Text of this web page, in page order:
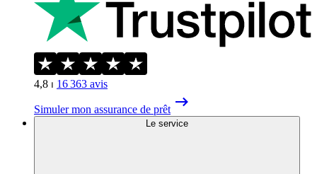
4,8 ⏐ 16 363 avis
Simuler mon assurance de prêt
Le service